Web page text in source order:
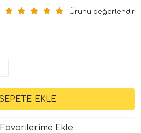
Ürünü değerlendir
Favorilerime Ekle